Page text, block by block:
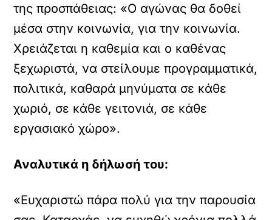
της προσπάθειας: «Ο αγώνας θα δοθεί
μέσα στην κοινωνία, για την κοινωνία.
Χρειάζεται η καθεμία και ο καθένας
ξεχωριστά, να στείλουμε προγραμματικά,
πολιτικά, καθαρά μηνύματα σε κάθε
χωριό, σε κάθε γειτονιά, σε κάθε
εργασιακό χώρο».
Αναλυτικά η δήλωσή του:
«Ευχαριστώ πάρα πολύ για την παρουσία